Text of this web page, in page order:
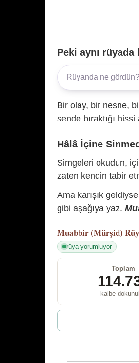
Peki aynı rüyada
Bir olay, bir nesne,
sende bıraktığı hissi
Hâlâ İçine
Simgeleri okudun,
zaten kendin tabir
Ama karışık
gibi aşağıya yaz.
Muabbir (Mürşid)
rüya yorumluyor
Toplam
kalbe